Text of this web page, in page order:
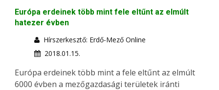
Európa erdeinek több mint fele eltűnt az elmúlt
hatezer évben
Hírszerkesztő: Erdő-Mező Online
2018.01.15.
Európa erdeinek több mint a fele eltűnt az elmúlt
6000 évben a mezőgazdasági területek iránti